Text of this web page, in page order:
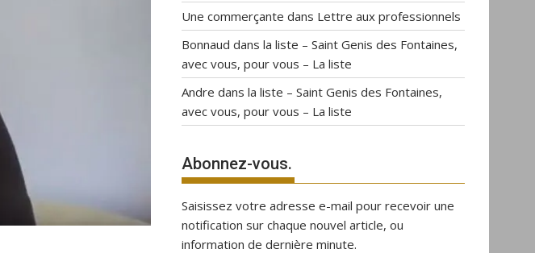
Une commerçante dans Lettre aux professionnels
Bonnaud dans la liste – Saint Genis des Fontaines,
avec vous, pour vous – La liste
Andre dans la liste – Saint Genis des Fontaines,
avec vous, pour vous – La liste
Abonnez-vous.
Saisissez votre adresse e-mail pour recevoir une
notification sur chaque nouvel article, ou
information de dernière minute.